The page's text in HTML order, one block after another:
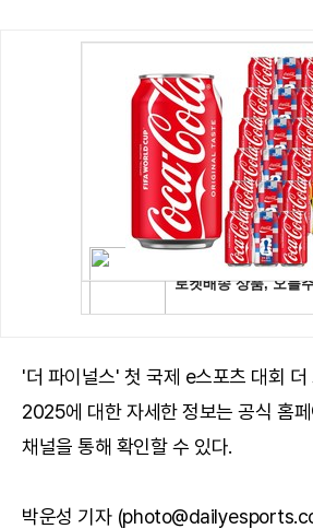
'더 파이널스' 첫 국제 e스포츠 대회 더
2025에 대한 자세한 정보는 공식 홈페
채널을 통해 확인할 수 있다.
박운성 기자